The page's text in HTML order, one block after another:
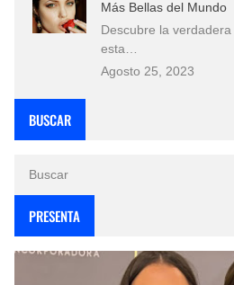
Más Bellas del Mundo
Descubre la
esta…
Agosto 25, 2023
BUSCAR
PRESENTA